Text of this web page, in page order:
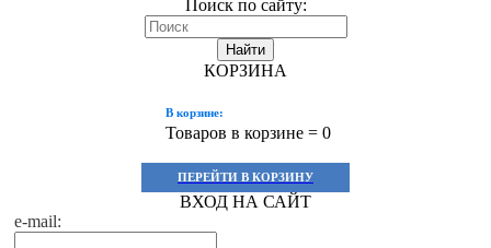
Поиск по сайту:
Найти
КОРЗИНА
В корзине:
Товаров в корзине = 0
ПЕРЕЙТИ В КОРЗИНУ
ВХОД НА САЙТ
e-mail: